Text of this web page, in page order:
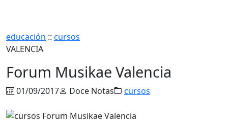
educación :: cursos
VALENCIA
Forum Musikae Valencia
01/09/2017 Doce Notas cursos